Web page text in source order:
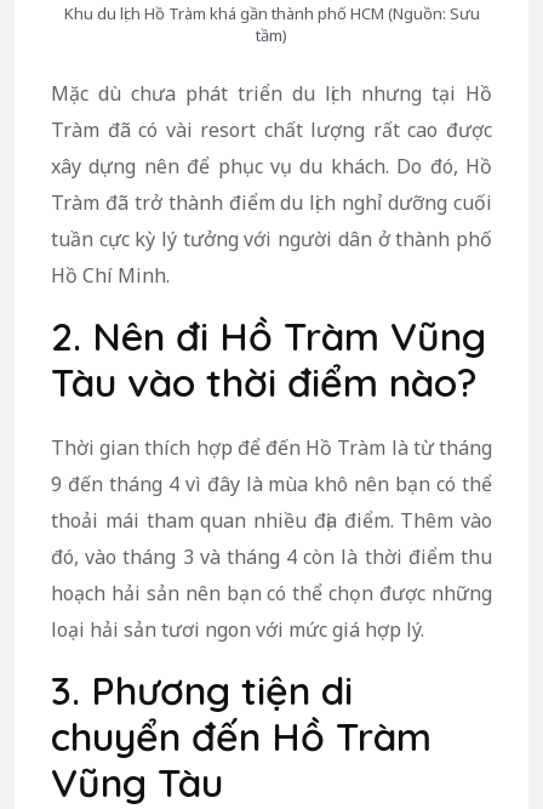
Khu du lịch Hồ Tràm khá gần thành phố HCM (Nguồn: Sưu
tầm)
Mặc dù chưa phát triển du lịch nhưng tại Hồ
Tràm đã có vài resort chất lượng rất cao được
xây dựng nên để phục vụ du khách. Do đó, Hồ
Tràm đã trở thành điểm du lịch nghỉ dưỡng cuối
tuần cực kỳ lý tưởng với người dân ở thành phố
Hồ Chí Minh.
2. Nên đi Hồ Tràm Vũng
Tàu vào thời điểm nào?
Thời gian thích hợp để đến Hồ Tràm là từ tháng
9 đến tháng 4 vì đây là mùa khô nên bạn có thể
thoải mái tham quan nhiều địa điểm. Thêm vào
đó, vào tháng 3 và tháng 4 còn là thời điểm thu
hoạch hải sản nên bạn có thể chọn được những
loại hải sản tươi ngon với mức giá hợp lý.
3. Phương tiện di
chuyển đến Hồ Tràm
Vũng Tàu